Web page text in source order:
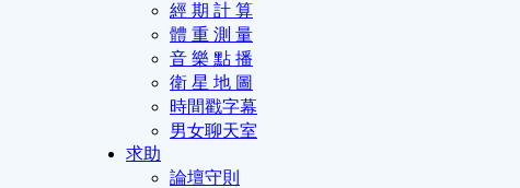
經 期 計 算
體 重 測 量
音 樂 點 播
衛 星 地 圖
時間戳字幕
男女聊天室
求助
論壇守則